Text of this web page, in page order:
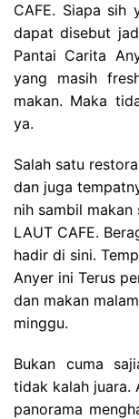
CAFE. Siapa
dapat disebut
Pantai Carita
yang masih
makan. Maka
ya.
Salah satu
dan juga
nih sambil
LAUT CAFE.
hadir di sini.
Anyer ini Terus
dan makan
minggu.
Bukan cuma
tidak kalah juara.
panorama